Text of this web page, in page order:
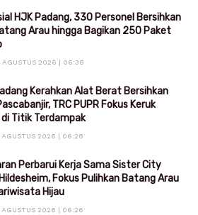
HJK Padang, 330 Personel Bersihkan
Arau hingga Bagikan 250 Paket
AGUSTUS 2026 | 06:38
Kerahkan Alat Berat Bersihkan
TRC PUPR Fokus Keruk
Titik Terdampak
AGUSTUS 2026 | 06:28
Perbarui Kerja Sama Sister City
Fokus Pulihkan Batang Arau
Hijau
AGUSTUS 2026 | 06:26